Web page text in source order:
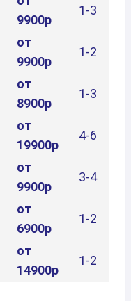
9900р
1-3
от
9900р
1-2
от
8900р
1-3
от
19900р
4-6
от
9900р
3-4
от
6900р
1-2
от
14900р
1-2